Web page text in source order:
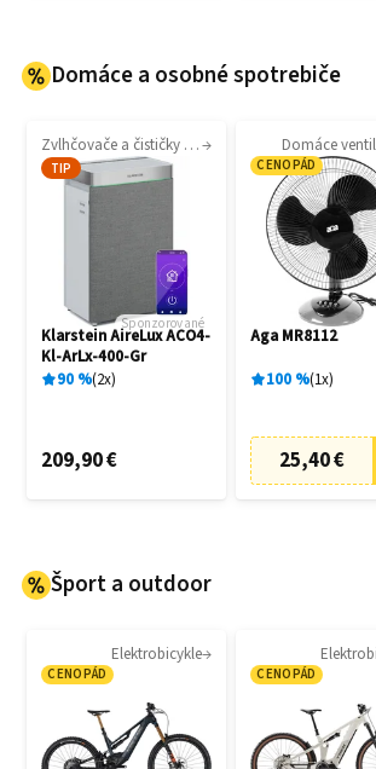
Domáce a osobné spotrebiče
Zvlhčovače a čističky vzduchu
TIP
Sponzorované
Klarstein AireLux ACO4-
Kl-ArLx-400-Gr
90% 2x
209,90 €
Domáce
CENOPÁD
Aga MR8112
100% 1x
25,40 €
Šport a outdoor
Elektrobicykle
CENOPÁD CENOPÁD